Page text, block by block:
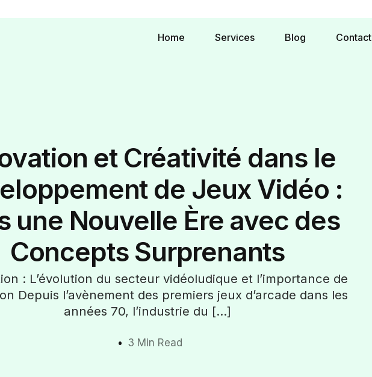
Home Services Blog Contact
et Créativité dans le
de Jeux Vidéo :
une Nouvelle Ère avec des
Concepts Surprenants
: L’évolution du secteur vidéoludique et l’importance de
Depuis l’avènement des premiers jeux d’arcade dans les
années 70, l’industrie du […]
3 Min Read